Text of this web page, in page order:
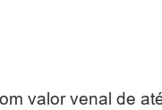
valor venal de